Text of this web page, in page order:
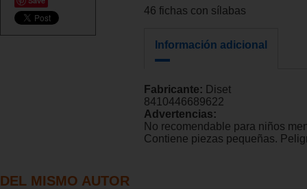
46 fichas con sílabas
Información adicional
Fabricante: Diset
8410446689622
Advertencias:
No recomendable para niños
Contiene piezas pequeñas.
DEL MISMO AUTOR